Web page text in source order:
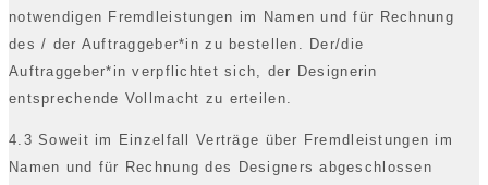
notwendigen Fremdleistungen im Namen und für Rechnung
des / der Auftraggeber*in zu bestellen. Der/die
Auftraggeber*in verpflichtet sich, der Designerin
entsprechende Vollmacht zu erteilen.
4.3 Soweit im Einzelfall Verträge über Fremdleistungen im
Namen und für Rechnung des Designers abgeschlossen